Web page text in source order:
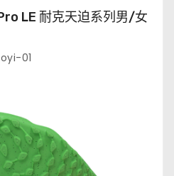
LE 耐克天迫系列男/女
01